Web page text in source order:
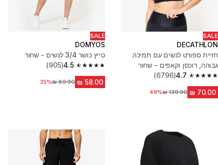
SALE
DECATHLON
חזיית ספורט לנשים עם תמיכה
גבוהה, רוכסן וקאפים - שחור
4.7
4.7 out of 5 stars from 6796 reviews
(6796)
מחיר לפני הנחה‏139.90 ₪
49%
SALE
DOMYOS
טייץ כושר 3/4 לנשים - שחור
4.5
4.5 out of 5 stars from 905 reviews
(905)
מחיר לפני הנחה‏89.90 ₪
35%